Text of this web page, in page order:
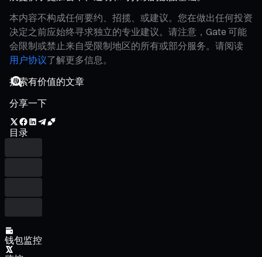
本内容不构成任何要约、招揽、或建议。您在做出任何投资
决定之前应始终寻求独立的专业建议。请注意，Gate 可能
会限制或禁止来自受限制地区的所有或部分服务。请阅读
用户协议了解更多信息。
分享一下
目录
钱包监控